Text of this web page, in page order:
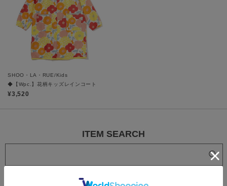
SHOO・LA・RUE/Kids
◆【Wpc.】花柄キッズレインコート
¥3,520
ITEM SEARCH